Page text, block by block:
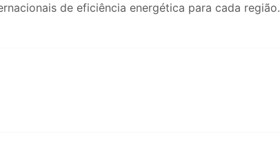
de eficiência energética para cada região.